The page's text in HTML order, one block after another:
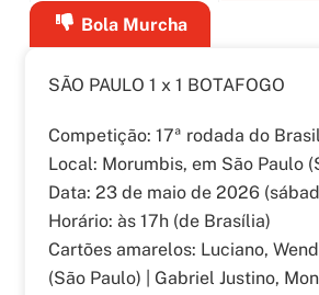
Bola Murcha
SÃO PAULO 1 x 1 BOTAFOGO
Competição: 17ª rodada do
Local: Morumbis, em São Paulo
Data: 23 de maio de 2026
Horário: às 17h (de Brasília)
Cartões amarelos: Luciano,
(São Paulo) | Gabriel Justino,